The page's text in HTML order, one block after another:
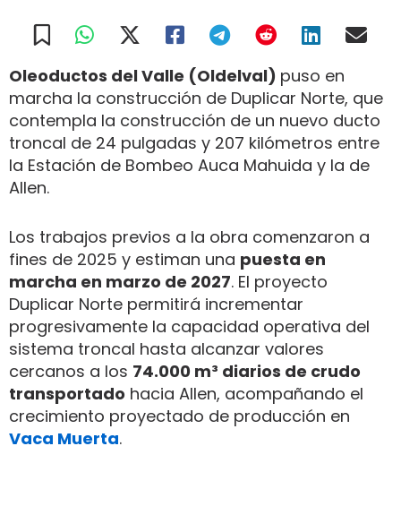
Oleoductos del Valle (Oldelval) puso en
marcha la construcción de Duplicar Norte, que
contempla la construcción de un nuevo ducto
troncal de 24 pulgadas y 207 kilómetros entre
la Estación de Bombeo Auca Mahuida y la de
Allen.
Los trabajos previos a la obra comenzaron a
fines de 2025 y estiman una puesta en
marcha en marzo de 2027. El proyecto
Duplicar Norte permitirá incrementar
progresivamente la capacidad operativa del
sistema troncal hasta alcanzar valores
cercanos a los 74.000 m³ diarios de crudo
transportado hacia Allen, acompañando el
crecimiento proyectado de producción en
Vaca Muerta.